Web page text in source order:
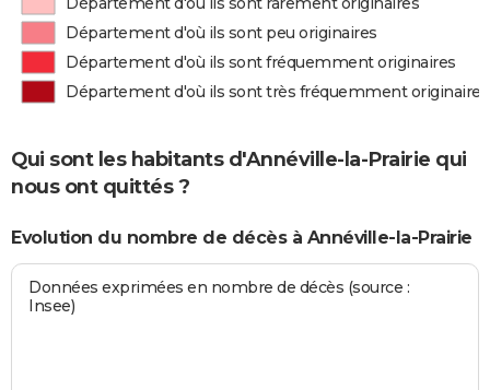
Département d'où ils sont peu originaires
Département d'où ils sont fréquemment originaires
Département d'où ils sont très fréquemment originaires
Qui sont les habitants d'Annéville-la-Prairie qui
nous ont quittés ?
Evolution du nombre de décès à Annéville-la-Prairie
Données exprimées en nombre de décès (source :
Insee)